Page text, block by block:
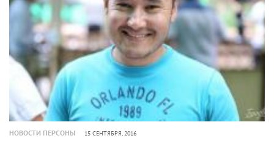
НОВОСТИ ПЕРСОНЫ 15 СЕНТЯБРЯ, 2016